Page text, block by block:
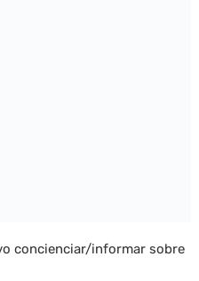
concienciar/informar sobre